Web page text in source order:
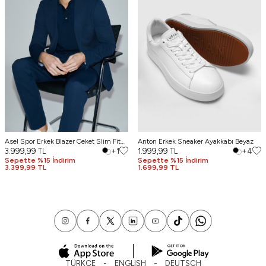
Asel Spor Erkek Blazer Ceket Slim Fit
Lacivert
3.999,99 TL
Sepette %15 İndirim
3.399,99 TL
+1
Anton Erkek Sneaker Ayakkabı Beyaz
1.999,99 TL
Sepette %15 İndirim
1.699,99 TL
+4
TÜRKÇE ENGLISH DEUTSCH